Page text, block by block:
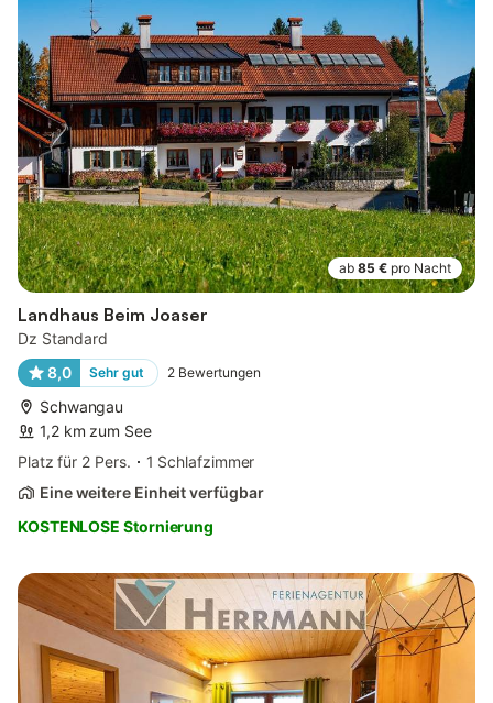
ab 85 € pro Nacht
Landhaus Beim Joaser
Dz Standard
8,0
Sehr gut 2 Bewertungen
Schwangau
1,2 km zum See
Platz für 2 Pers.
1 Schlafzimmer
Eine weitere Einheit verfügbar
KOSTENLOSE Stornierung